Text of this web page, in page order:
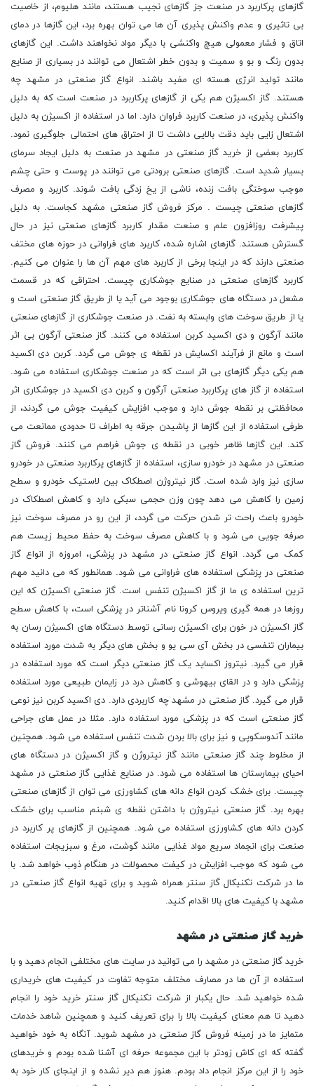
گازهای پرکاربرد در صنعت جز گازهای نجیب هستند، مانند هلیوم، از خاصیت
بی تاثیری و عدم واکنش پذیری آن ها می توان بهره برد، این گازها در دمای
اتاق و فشار معمولی هیچ واکنشی با دیگر مواد نخواهند داشت. این گازهای
بدون رنگ و بو و سمیت و بدون خطر اشتعال می توانند در بسیاری از صنایع
مانند تولید انرژی هسته ای مفید باشند. انواع گاز صنعتی در مشهد چه
هستند. گاز اکسیژن هم یکی از گازهای پرکاربرد در صنعت است که به دلیل
واکنش پذیری، در صنعت کاربرد فراوان دارد. اما در استفاده از اکسیژن به دلیل
اشتعال زایی باید دقت بالایی داشت تا از احتراق های احتمالی جلوگیری نمود.
کاربرد بعضی از خرید گاز صنعتی در مشهد در صنعت به دلیل ایجاد سرمای
بسیار شدید است. گازهای صنعتی برودتی می توانند در پوست و حتی چشم
موجب سوختگی بافت زنده، ناشی از یخ زدگی بافت شوند. کاربرد و مصرف
گازهای صنعتی چیست . مرکز فروش گاز صنعتی مشهد کجاست. به دلیل
پیشرفت روزافزون علم و صنعت مقدار کاربرد گازهای صنعتی نیز در حال
گسترش هستند. گازهای اشاره شده، کاربرد های فراوانی در حوزه های مختف
صنعتی دارند که در اینجا برخی از کاربرد های مهم آن ها را عنوان می کنیم.
کاربرد گازهای صنعتی در صنایع جوشکاری چیست. احتراقی که در قسمت
مشعل در دستگاه های جوشکاری بوجود می آید یا از طریق گاز صنعتی است و
یا از طریق سوخت های وابسته به نفت. در صنعت جوشکاری از گازهای صنعتی
مانند آرگون و دی اکسید کربن استفاده می کنند. گاز صنعتی آرگون بی اثر
است و مانع از فرآیند اکسایش در نقطه ی جوش می گردد. کربن دی اکسید
هم یکی دیگر گازهای بی اثر است که در صنعت جوشکاری استفاده می شود.
استفاده از گاز های پرکاربرد صنعتی آرگون و کربن دی اکسید در جوشکاری اثر
محافظتی بر نقطه جوش دارد و موجب افزایش کیفیت جوش می گردند، از
طرفی استفاده از این گازها از پاشیدن جرقه به اطراف تا حدودی ممانعت می
کند. این گازها ظاهر خوبی در نقطه ی جوش فراهم می کنند. فروش گاز
صنعتی در مشهد در خودرو سازی، استفاده از گازهای پرکاربرد صنعتی در خودرو
سازی نیز وارد شده است. گاز نیتروژن اصطکاک بین لاستیک خودرو و سطح
زمین را کاهش می دهد چون وزن حجمی سبکی دارد و کاهش اصطکاک در
خودرو باعث راحت تر شدن حرکت می گردد، از این رو در مصرف سوخت نیز
صرفه جویی می شود و با کاهش مصرف سوخت به حفظ محیط زیست هم
کمک می گردد. انواع گاز صنعتی در مشهد در پزشکی، امروزه از انواع گاز
صنعتی در پزشکی استفاده های فراوانی می شود. همانطور که می دانید مهم
ترین استفاده ی ما از گاز اکسیژن تنفس است. گاز صنعتی اکسیژن که این
روزها در همه گیری ویروس کرونا نام آشناتر در پزشکی است، با کاهش سطح
گاز اکسیژن در خون برای اکسیژن رسانی توسط دستگاه های اکسیژن رسان به
بیماران تنفسی در بخش آی سی یو و بخش های دیگر به شدت مورد استفاده
قرار می گیرد. نیتروز اکساید یک گاز صنعتی دیگر است که مورد استفاده در
پزشکی دارد و در القای بیهوشی و کاهش درد در زایمان طبیعی مورد استفاده
قرار می گیرد. گاز صنعتی در مشهد چه کاربردی دارد. دی اکسید کربن نیز نوعی
گاز صنعتی است که در پزشکی مورد استفاده دارد. مثلا در عمل های جراحی
مانند آندوسکوپی و نیز برای بالا بردن شدت تنفس استفاده می شود. همچنین
از مخلوط چند گاز صنعتی مانند گاز نیتروژن و گاز اکسیژن در دستگاه های
احیای بیمارستان ها استفاده می شود. در صنایع غذایی گاز صنعتی در مشهد
چیست. برای خشک کردن انواع دانه های کشاورزی می توان از گازهای صنعتی
بهره برد. گاز صنعتی نیتروژن با داشتن نقطه ی شبنم مناسب برای خشک
کردن دانه های کشاورزی استفاده می شود. همچنین از گازهای پر کاربرد در
صنعت برای انجماد سریع مواد غذایی مانند گوشت، مرغ و سبزیجات استفاده
می شود که موجب افزایش در کیفت محصولات در هنگام ذوب خواهد شد. با
ما در شرکت تکنیکال گاز سنتر همراه شوید و برای تهیه انواع گاز صنعتی در
مشهد با کیفیت های بالا اقدام کنید.
خرید گاز صنعتی در مشهد
خرید گاز صنعتی در مشهد را می توانید در سایت های مختلفی انجام دهید و با
استفاده از آن ها در مصارف مختلف متوجه تفاوت در کیفیت های خریداری
شده خواهید شد. حال یکبار از شرکت تکنیکال گاز سنتر خرید خود را انجام
دهید تا هم معنای کیفیت بالا را برای تعریف کنید و همچنین شاهد خدمات
متمایز ما در زمینه فروش گاز صنعتی در مشهد شوید. آنگاه به خود خواهید
گفته که ای کاش زودتر با این مجموعه حرفه ای آشنا شده بودم و خریدهای
خود را از این مرکز انجام داد بودم. هنوز هم دیر نشده و از اینجای کار خود به